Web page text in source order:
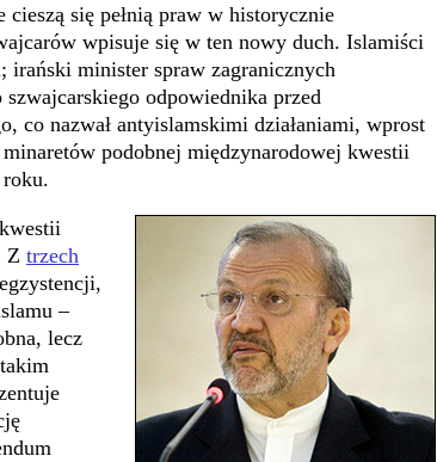
cieszą się pełnią praw w historycznie
wpisuje się w ten nowy duch. Islamiści
irański minister spraw zagranicznych
szwajcarskiego odpowiednika przed
co nazwał antyislamskimi działaniami, wprost
podobnej międzynarodowej kwestii
Z trzech
–
lecz